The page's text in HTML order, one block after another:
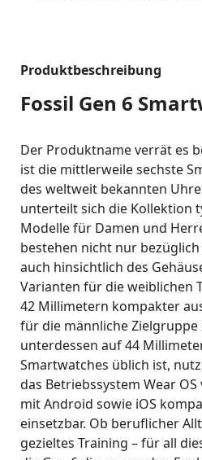
Produktbeschreibung
Fossil Gen 6
Der Produktname verrät es
ist die mittlerweile sechste
des weltweit bekannten
unterteilt sich die Kollektion
Modelle für Damen und
bestehen nicht nur
auch hinsichtlich des
Varianten für die weiblichen
42 Millimetern kompakter
für die männliche Zielgruppe
unterdessen auf 44
Smartwatches üblich ist,
das Betriebssystem Wear
mit Android sowie iOS
einsetzbar. Ob beruflicher
gezieltes Training – für all